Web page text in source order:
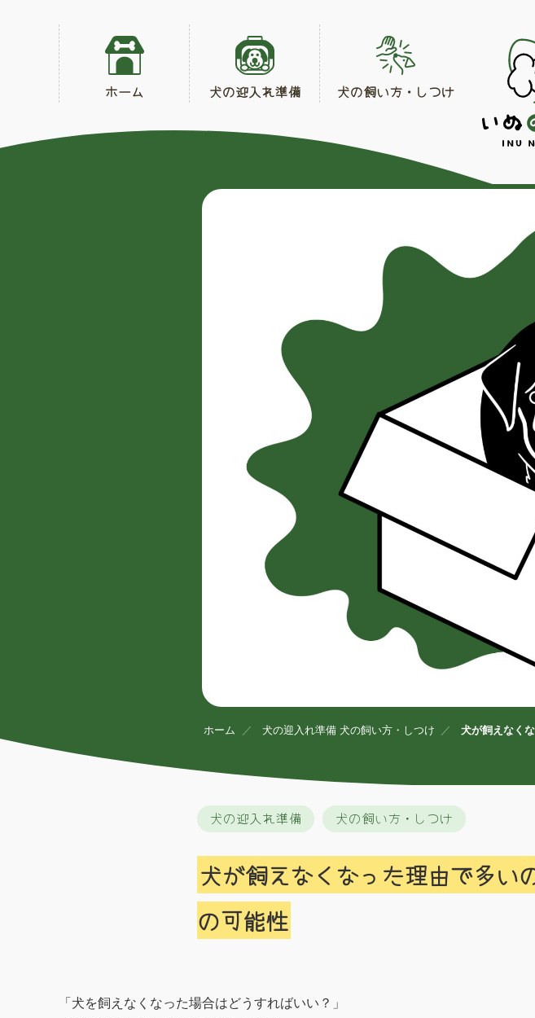
ホーム 犬の迎入れ準備 犬の飼い方・しつけ
ホーム 犬の迎入れ準備 犬の飼い方・しつけ 犬が飼えなく
犬の迎入れ準備 犬の飼い方・しつけ
犬が飼えなくなった理由で多
の可能性
「犬を飼えなくなった場合はどうすればいい？」